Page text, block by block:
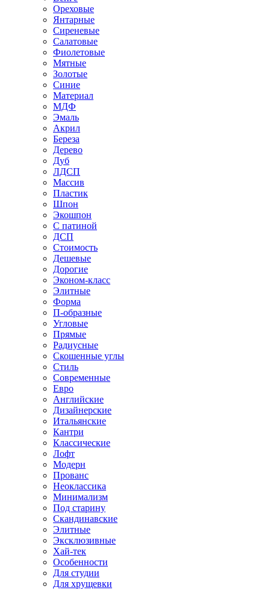
Ореховые
Янтарные
Сиреневые
Салатовые
Фиолетовые
Мятные
Золотые
Синие
Материал
МДФ
Эмаль
Акрил
Береза
Дерево
Дуб
ЛДСП
Массив
Пластик
Шпон
Экошпон
С патиной
ДСП
Стоимость
Дешевые
Дорогие
Эконом-класс
Элитные
Форма
П-образные
Угловые
Прямые
Радиусные
Скошенные углы
Стиль
Современные
Евро
Английские
Дизайнерские
Итальянские
Кантри
Классические
Лофт
Модерн
Прованс
Неоклассика
Минимализм
Под старину
Скандинавские
Элитные
Эксклюзивные
Хай-тек
Особенности
Для студии
Для хрущевки